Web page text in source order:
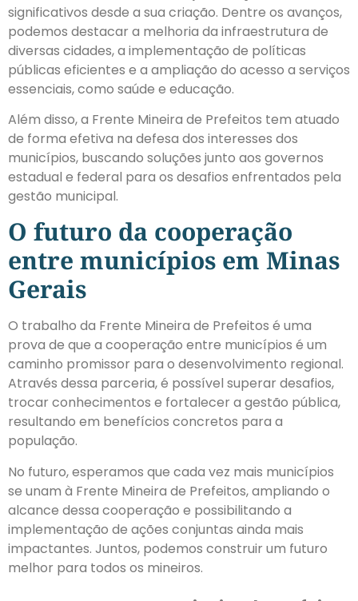
significativos desde a sua criação. Dentre os avanços,
podemos destacar a melhoria da infraestrutura de
diversas cidades, a implementação de políticas
públicas eficientes e a ampliação do acesso a serviços
essenciais, como saúde e educação.
Além disso, a Frente Mineira de Prefeitos tem atuado
de forma efetiva na defesa dos interesses dos
municípios, buscando soluções junto aos governos
estadual e federal para os desafios enfrentados pela
gestão municipal.
O futuro da cooperação
entre municípios em Minas
Gerais
O trabalho da Frente Mineira de Prefeitos é uma
prova de que a cooperação entre municípios é um
caminho promissor para o desenvolvimento regional.
Através dessa parceria, é possível superar desafios,
trocar conhecimentos e fortalecer a gestão pública,
resultando em benefícios concretos para a
população.
No futuro, esperamos que cada vez mais municípios
se unam à Frente Mineira de Prefeitos, ampliando o
alcance dessa cooperação e possibilitando a
implementação de ações conjuntas ainda mais
impactantes. Juntos, podemos construir um futuro
melhor para todos os mineiros.